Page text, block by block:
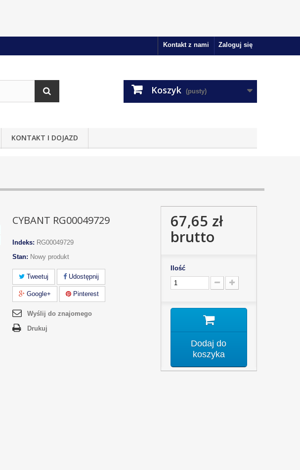
Zaloguj się
Kontakt z nami
Koszyk (pusty)
KONTAKT I DOJAZD
CYBANT RG00049729
Indeks: RG00049729
Stan: Nowy produkt
Tweetuj Udostępnij
Google+ Pinterest
Wyślij do znajomego
Drukuj
67,65 zł
brutto
Ilość
Dodaj do
koszyka